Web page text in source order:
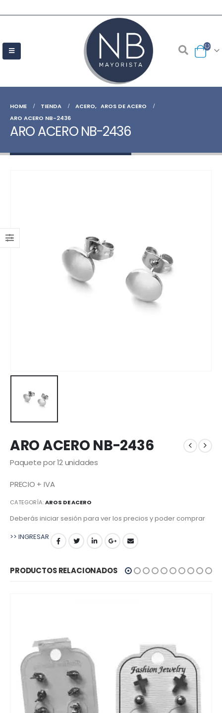
HOME TIENDA ACERO, AROS DE ACERO
ARO ACERO NB-2436
ARO ACERO NB-2436
ARO ACERO NB-2436
Paquete por 12 unidades
PRECIO + IVA
CATEGORÍA:AROS DE ACERO
Deberás iniciar sesión para ver los precios y poder comprar
>> INGRESAR
PRODUCTOS RELACIONADOS